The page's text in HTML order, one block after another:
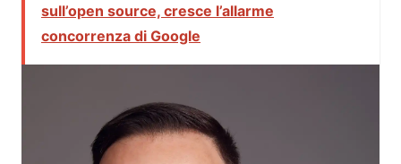
sull’open source, cresce l’allarme
concorrenza di Google